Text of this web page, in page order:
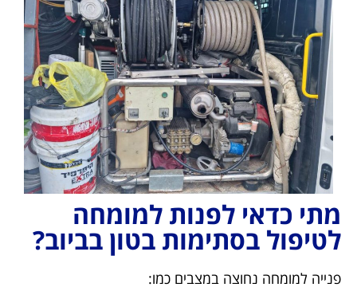
מתי כדאי לפנות למומחה
לטיפול בסתימות בטון בביוב?
פנייה למומחה נחוצה במצבים כמו: